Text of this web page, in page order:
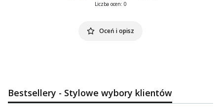
Liczba ocen: 0
Oceń i opisz
Bestsellery - Stylowe wybory klientów